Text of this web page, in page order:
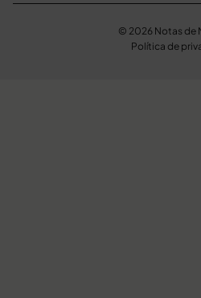
© 2026 Notas de
Política de